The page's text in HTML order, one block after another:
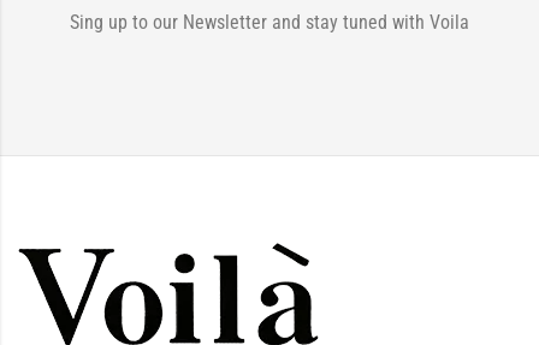
Sing up to our Newsletter and stay tuned with Voila